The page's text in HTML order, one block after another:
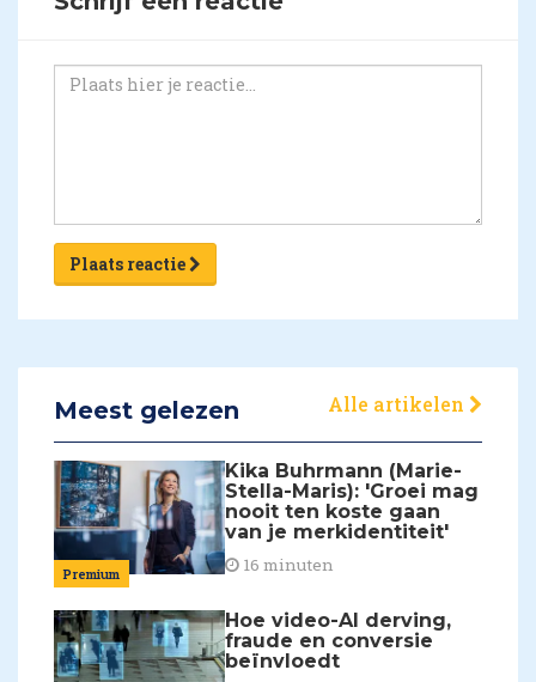
Plaats reactie
Meest gelezen Alle artikelen
Premium
Kika Buhrmann (Marie-
Stella-Maris): 'Groei mag
nooit ten koste gaan
van je merkidentiteit'
16 minuten
Hoe video-AI derving,
fraude en conversie
beïnvloedt